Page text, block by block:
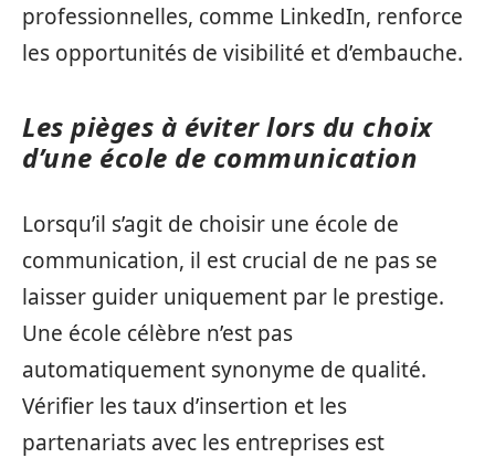
professionnelles, comme LinkedIn, renforce
les opportunités de visibilité et d’embauche.
Les pièges à éviter lors du choix
d’une école de communication
Lorsqu’il s’agit de choisir une école de
communication, il est crucial de ne pas se
laisser guider uniquement par le prestige.
Une école célèbre n’est pas
automatiquement synonyme de qualité.
Vérifier les taux d’insertion et les
partenariats avec les entreprises est